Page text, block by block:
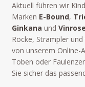
Aktuell führen wir
Marken E-Bound,
Ginkana und Vinrose
Röcke, Strampler
von unserem Online-
Toben oder
Sie sicher das